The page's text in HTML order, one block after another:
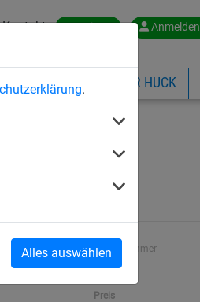
.
Alles auswählen
Kontakt Austria Anmelden
ÜBER HUCK
Artikelnummer
1195
Preis